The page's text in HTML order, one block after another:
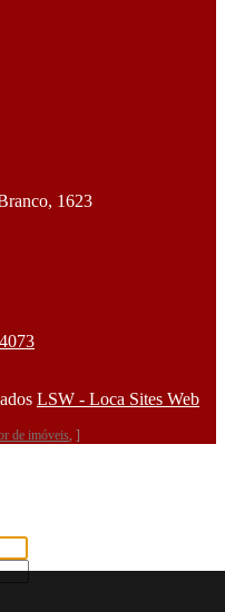
1623
LSW - Loca Sites Web
de imóveis, ]